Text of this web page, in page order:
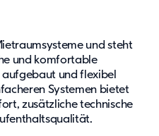
und steht
und komfortable
und flexibel
Systemen bietet
zusätzliche technische